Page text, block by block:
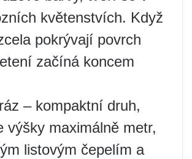
květenstvích. Když
pokrývají povrch
začíná koncem
– kompaktní druh,
výšky maximálně metr,
listovým čepelím a